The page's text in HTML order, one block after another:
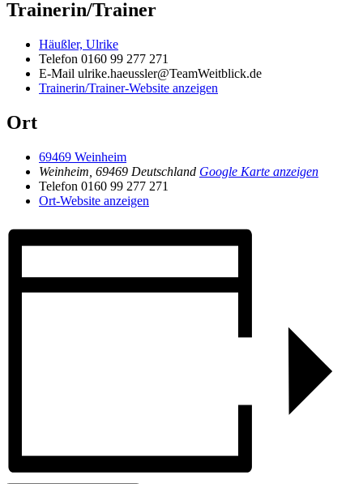
Trainerin/Trainer
Häußler, Ulrike
Telefon 0160 99 277 271
E-Mail ulrike.haeussler@TeamWeitblick.de
Trainerin/Trainer-Website anzeigen
Ort
69469 Weinheim
Weinheim 69469 Deutschland Google Karte anzeigen
Telefon 0160 99 277 271
Ort-Website anzeigen